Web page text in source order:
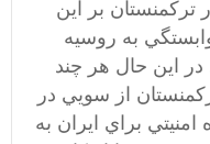
تركمنستان بر اين
به روسيه
اين حال هر چند
از سويي در
براي ايران به